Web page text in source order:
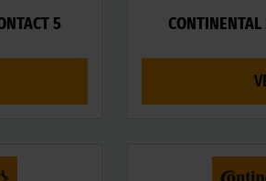
5 CONTINENTAL